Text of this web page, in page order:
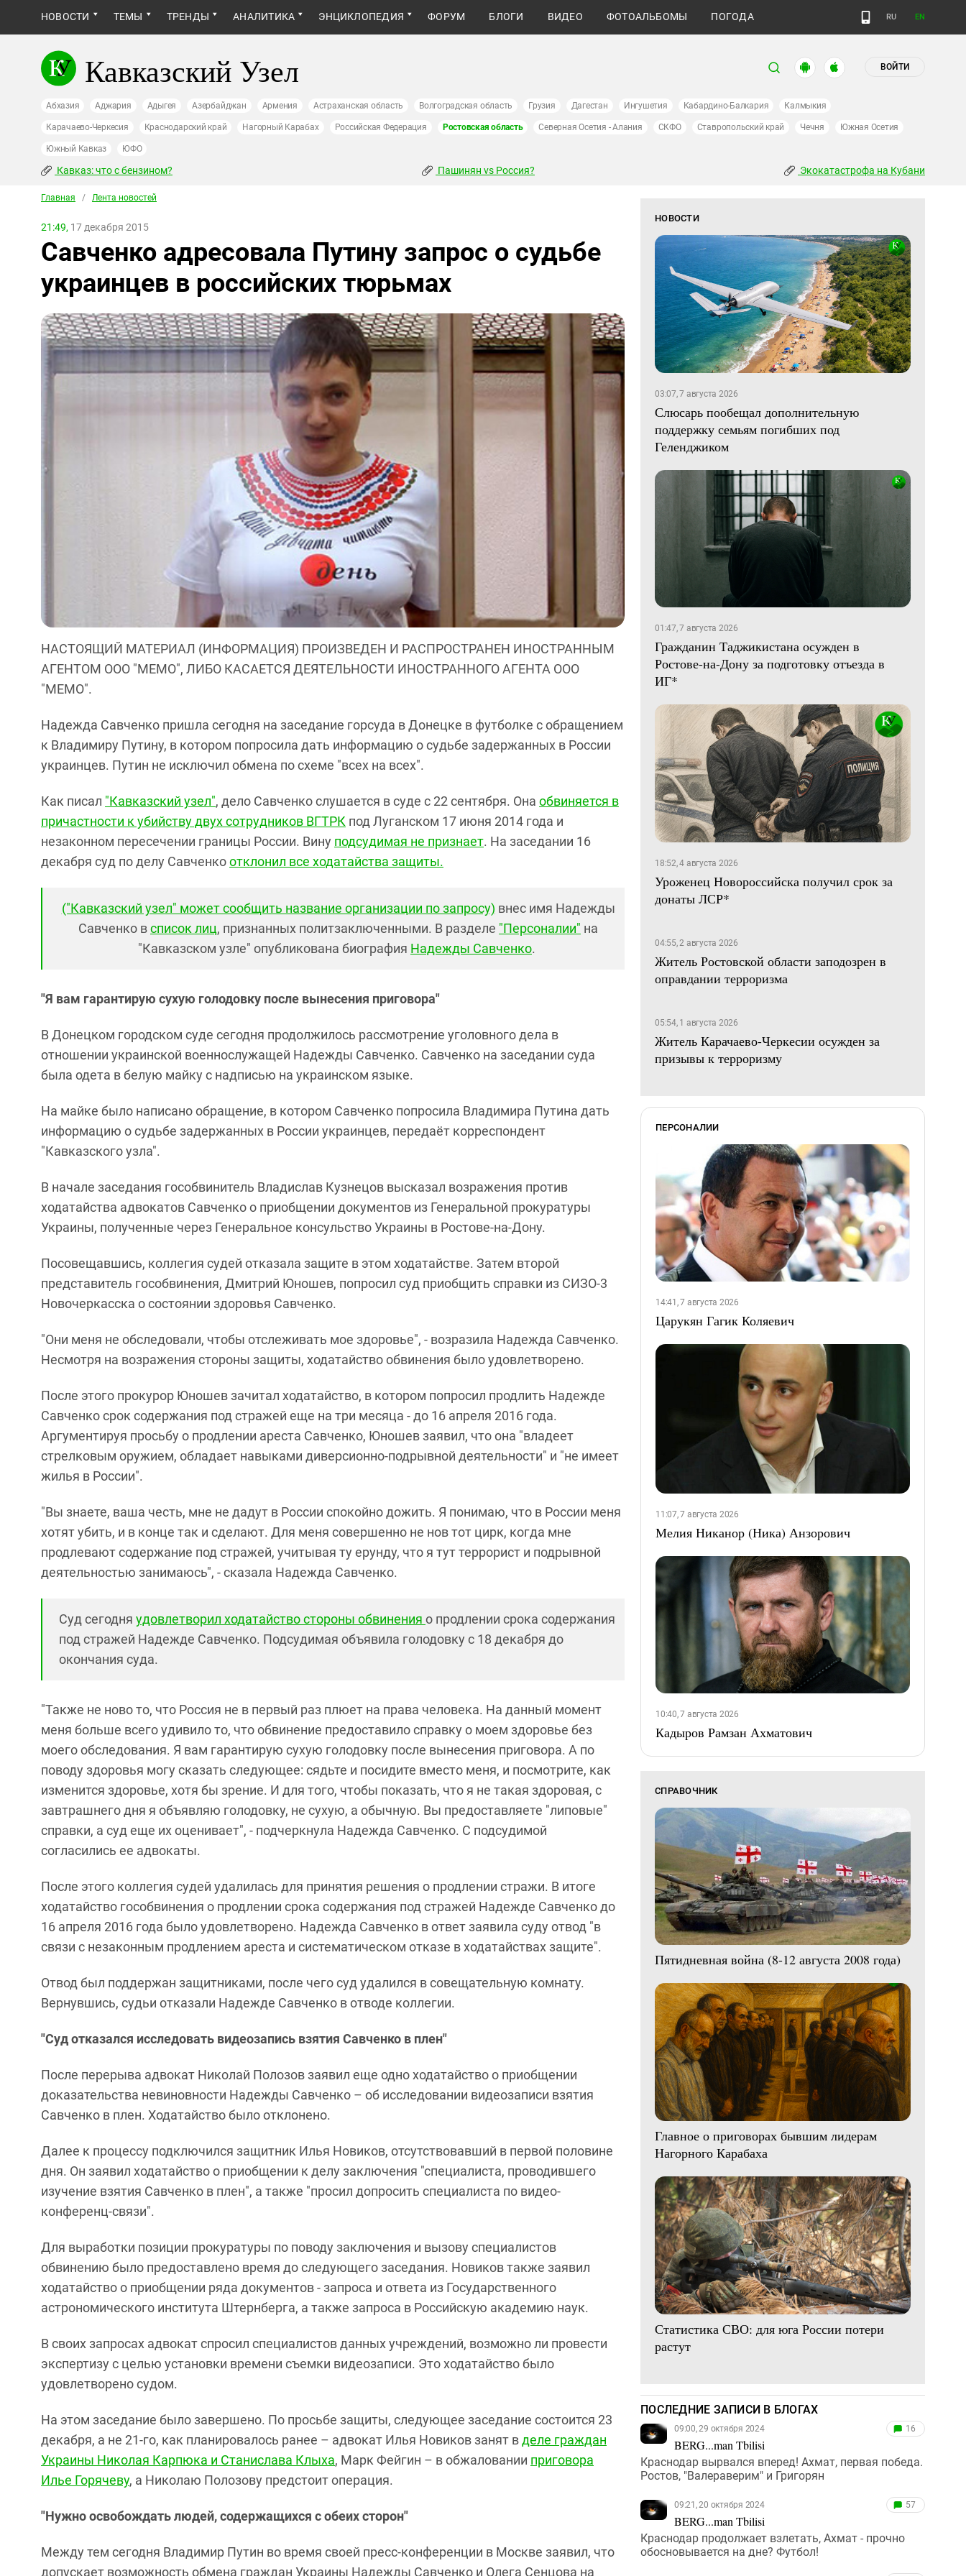
НОВОСТИ ТЕМЫ ТРЕНДЫ АНАЛИТИКА ЭНЦИКЛОПЕДИЯ ФОРУМ БЛОГИ ВИДЕО ФОТОАЛЬБОМЫ ПОГОДА RU EN
Кавказский Узел ВОЙТИ
Абхазия Аджария Адыгея Азербайджан Армения Астраханская область Волгоградская область Грузия Дагестан Ингушетия Кабардино-Балкария Калмыкия
Карачаево-Черкесия Краснодарский край Нагорный Карабах Российская Федерация Ростовская область Северная Осетия - Алания СКФО Ставропольский край Чечня Южная Осетия
Южный Кавказ ЮФО
Кавказ: что с бензином? Пашинян vs Россия? Экокатастрофа на Кубани
Главная / Лента новостей
21:49, 17 декабря 2015
Савченко адресовала Путину запрос о судьбе
украинцев в российских тюрьмах
НАСТОЯЩИЙ МАТЕРИАЛ (ИНФОРМАЦИЯ) ПРОИЗВЕДЕН И РАСПРОСТРАНЕН ИНОСТРАННЫМ
АГЕНТОМ ООО "МЕМО", ЛИБО КАСАЕТСЯ ДЕЯТЕЛЬНОСТИ ИНОСТРАННОГО АГЕНТА ООО
"МЕМО".
Надежда Савченко пришла сегодня на заседание горсуда в Донецке в футболке с обращением
к Владимиру Путину, в котором попросила дать информацию о судьбе задержанных в России
украинцев. Путин не исключил обмена по схеме "всех на всех".
Как писал "Кавказский узел", дело Савченко слушается в суде с 22 сентября. Она обвиняется в
причастности к убийству двух сотрудников ВГТРК под Луганском 17 июня 2014 года и
незаконном пересечении границы России. Вину подсудимая не признает. На заседании 16
декабря суд по делу Савченкоотклонил все ходатайства защиты.
("Кавказский узел" может сообщить название организации по запросу) внес имя Надежды
Савченко всписок лиц, признанных политзаключенными. В разделе "Персоналии" на
"Кавказском узле" опубликована биография Надежды Савченко.
"Я вам гарантирую сухую голодовку после вынесения приговора"
В Донецком городском суде сегодня продолжилось рассмотрение уголовного дела в
отношении украинской военнослужащей Надежды Савченко. Савченко на заседании суда
была одета в белую майку с надписью на украинском языке.
На майке было написано обращение, в котором Савченко попросила Владимира Путина дать
информацию о судьбе задержанных в России украинцев, передаёт корреспондент
"Кавказского узла".
В начале заседания гособвинитель Владислав Кузнецов высказал возражения против
ходатайства адвокатов Савченко о приобщении документов из Генеральной прокуратуры
Украины, полученные через Генеральное консульство Украины в Ростове-на-Дону.
Посовещавшись, коллегия судей отказала защите в этом ходатайстве. Затем второй
представитель гособвинения, Дмитрий Юношев, попросил суд приобщить справки из СИЗО-3
Новочеркасска о состоянии здоровья Савченко.
"Они меня не обследовали, чтобы отслеживать мое здоровье", - возразила Надежда Савченко.
Несмотря на возражения стороны защиты, ходатайство обвинения было удовлетворено.
После этого прокурор Юношев зачитал ходатайство, в котором попросил продлить Надежде
Савченко срок содержания под стражей еще на три месяца - до 16 апреля 2016 года.
Аргументируя просьбу о продлении ареста Савченко, Юношев заявил, что она "владеет
стрелковым оружием, обладает навыками диверсионно-подрывной деятельности" и "не имеет
жилья в России".
"Вы знаете, ваша честь, мне не дадут в России спокойно дожить. Я понимаю, что в России меня
хотят убить, и в конце так и сделают. Для меня совершенно не нов тот цирк, когда мне
продлевают содержание под стражей, учитывая ту ерунду, что я тут террорист и подрывной
деятельностью занимаюсь", - сказала Надежда Савченко.
Суд сегодня удовлетворил ходатайство стороны обвинения о продлении срока содержания
под стражей Надежде Савченко. Подсудимая объявила голодовку с 18 декабря до
окончания суда.
"Также не ново то, что Россия не в первый раз плюет на права человека. На данный момент
меня больше всего удивило то, что обвинение предоставило справку о моем здоровье без
моего обследования. Я вам гарантирую сухую голодовку после вынесения приговора. А по
поводу здоровья могу сказать следующее: сядьте и посидите вместо меня, и посмотрите, как
изменится здоровье, хотя бы зрение. И для того, чтобы показать, что я не такая здоровая, с
завтрашнего дня я объявляю голодовку, не сухую, а обычную. Вы предоставляете "липовые"
справки, а суд еще их оценивает", - подчеркнула Надежда Савченко. С подсудимой
согласились ее адвокаты.
После этого коллегия судей удалилась для принятия решения о продлении стражи. В итоге
ходатайство гособвинения о продлении срока содержания под стражей Надежде Савченко до
16 апреля 2016 года было удовлетворено. Надежда Савченко в ответ заявила суду отвод "в
связи с незаконным продлением ареста и систематическом отказе в ходатайствах защите".
Отвод был поддержан защитниками, после чего суд удалился в совещательную комнату.
Вернувшись, судьи отказали Надежде Савченко в отводе коллегии.
"Суд отказался исследовать видеозапись взятия Савченко в плен"
После перерыва адвокат Николай Полозов заявил еще одно ходатайство о приобщении
доказательства невиновности Надежды Савченко – об исследовании видеозаписи взятия
Савченко в плен. Ходатайство было отклонено.
Далее к процессу подключился защитник Илья Новиков, отсутствовавший в первой половине
дня. Он заявил ходатайство о приобщении к делу заключения "специалиста, проводившего
изучение взятия Савченко в плен", а также "просил допросить специалиста по видео-
конференц-связи".
Для выработки позиции прокуратуры по поводу заключения и вызову специалистов
обвинению было предоставлено время до следующего заседания. Новиков также заявил
ходатайство о приобщении ряда документов - запроса и ответа из Государственного
астрономического института Штернберга, а также запроса в Российскую академию наук.
В своих запросах адвокат спросил специалистов данных учреждений, возможно ли провести
экспертизу с целью установки времени съемки видеозаписи. Это ходатайство было
удовлетворено судом.
На этом заседание было завершено. По просьбе защиты, следующее заседание состоится 23
декабря, а не 21-го, как планировалось ранее – адвокат Илья Новиков занят вделе граждан
Украины Николая Карпюка и Станислава Клыха, Марк Фейгин – в обжаловании приговора
Илье Горячеву, а Николаю Полозову предстоит операция.
"Нужно освобождать людей, содержащихся с обеих сторон"
Между тем сегодня Владимир Путин во время своей пресс-конференции в Москве заявил, что
допускает возможность обмена граждан Украины Надежды Савченко и Олега Сенцова на
НОВОСТИ
03:07, 7 августа 2026
Слюсарь пообещал дополнительную
поддержку семьям погибших под
Геленджиком
01:47, 7 августа 2026
Гражданин Таджикистана осужден в
Ростове-на-Дону за подготовку отъезда в
ИГ*
18:52, 4 августа 2026
Уроженец Новороссийска получил срок за
донаты ЛСР*
04:55, 2 августа 2026
Житель Ростовской области заподозрен в
оправдании терроризма
05:54, 1 августа 2026
Житель Карачаево-Черкесии осужден за
призывы к терроризму
ПЕРСОНАЛИИ
14:41, 7 августа 2026
Царукян Гагик Коляевич
11:07, 7 августа 2026
Мелия Никанор (Ника) Анзорович
10:40, 7 августа 2026
Кадыров Рамзан Ахматович
СПРАВОЧНИК
Пятидневная война (8-12 августа 2008 года)
Главное о приговорах бывшим лидерам
Нагорного Карабаха
Статистика СВО: для юга России потери
растут
ПОСЛЕДНИЕ ЗАПИСИ В БЛОГАХ
09:00, 29 октября 2024
BERG...man Tbilisi
16
Краснодар вырвался вперед! Ахмат, первая победа.
Ростов, "Валераверим" и Григорян
09:21, 20 октября 2024
BERG...man Tbilisi
57
Краснодар продолжает взлетать, Ахмат - прочно
обосновывается на дне? Футбол!